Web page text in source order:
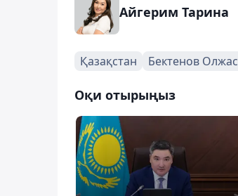
Айгерим Тарина
Қазақстан Бектенов Олжас
Оқи отырыңыз